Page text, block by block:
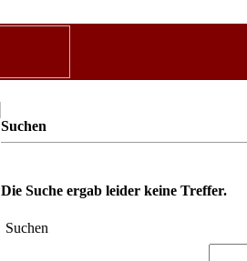
Suchen
Die Suche ergab leider keine Treffer.
Suchen